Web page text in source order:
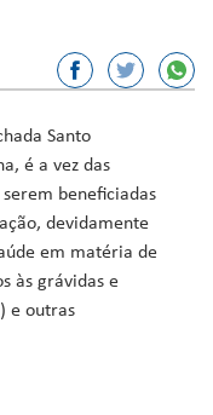
Santo
é a vez das
beneficiadas
devidamente
em matéria de
às grávidas e
e outras